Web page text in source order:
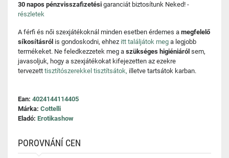
30 napos pénzvisszafizetési garanciát biztosítunk Neked! -
részletek
A férfi és női szexjátékoknál minden esetben érdemes a megfelelő
síkosításról is gondoskodni, ehhez itt találjátok meg a legjobb
termékeket. Ne feledkezzetek meg a szükséges higiéniáról sem,
javasoljuk, hogy a szexjátékokat kifejezetten az ezekre
tervezett tisztítószerekkel tisztítsátok, illetve tartsátok karban.
Ean: 4024144114405
Márka: Cottelli
Eladó: Erotikashow
POROVNÁNÍ CEN